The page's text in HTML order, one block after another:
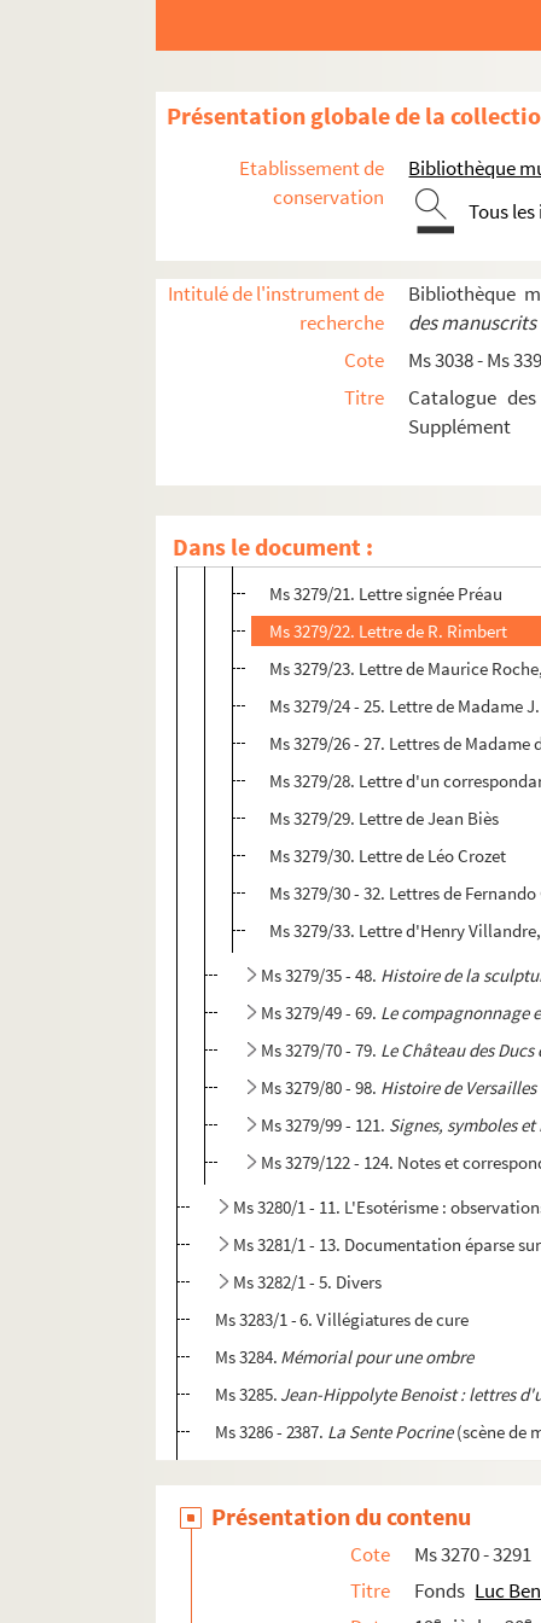
Présentation globale de la
Etablissement de
conservation
Bibliothèque
Tous
Intitulé de l'instrument de
recherche
Bibliothèque
des
Cote
Ms 3038 - Ms
Titre
Catalogue
Supplément
Dans le document :
Ms 3279/1 - 124. Correspondance reçue
Ms 3279/1 - 33.
Ms 3279/6. Lettre de Lucien
Ms 3279/7. Lettre signée Bertrand
Ms 3279/8. Lettre signée Noële M.
Ms 3279/9 - 11. Lettres de J.-C.
Ms 3279/10. Lettre signée
Ms 3279/13. Lettre de Pierre Collard
Ms 3279/14. Lettre de Gaston
Ms 3279/15 - 16. Lettres de Jean
Ms 3279/17. Lettre de Marius Lepage
Ms 3279/18 - 19. Lettres de Jean B.
Ms 3279/20. Lettre de Jean Piaubert
Ms 3279/21. Lettre signée Préau
Ms 3279/22. Lettre de R. Rimbert
Ms 3279/23. Lettre de Maurice
Ms 3279/24 - 25. Lettre de Madame
Ms 3279/26 - 27. Lettres de Madame
Ms 3279/28. Lettre d'un
Ms 3279/29. Lettre de Jean Biès
Ms 3279/30. Lettre de Léo Crozet
Ms 3279/30 - 32. Lettres de
Ms 3279/33. Lettre d'Henry
Ms 3279/35 - 48. Histoire de la
Ms 3279/49 - 69. Le compagnonnage
Ms 3279/70 - 79. Le Château des
Ms 3279/80 - 98. Histoire de Versailles
Ms 3279/99 - 121. Signes, symboles
Ms 3279/122 - 124. Notes et
Ms 3280/1 - 11. L'Esotérisme :
Ms 3281/1 - 13. Documentation éparse
Ms 3282/1 - 5. Divers
Ms 3283/1 - 6. Villégiatures de cure
Ms 3284. Mémorial pour une ombre
Ms 3285. Jean-Hippolyte Benoist : lettres
Ms 3286 - 2387. La Sente Pocrine(scène de
Ms 3292. Pièces diverses
Ms 3293. Francis Bougouin. Cartes à jouer et
Ms 3294. Mélanie Waldor. Correspondance
Présentation du contenu
Cote
Ms 3270 - 3291
Titre
Fonds Luc